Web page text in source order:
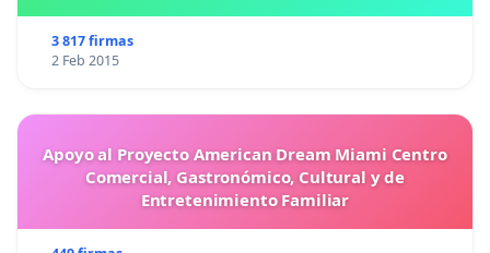
3 817 firmas
2 Feb 2015
Apoyo al Proyecto American Dream Miami Centro
Comercial, Gastronómico, Cultural y de
Entretenimiento Familiar